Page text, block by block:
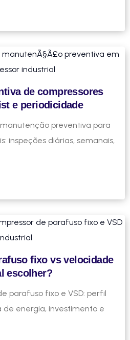
de compressores
e periodicidade
preventiva para
inspeções diárias, semanais,
fixo vs velocidade
escolher?
parafuso fixo e VSD: perfil
de energia, investimento e